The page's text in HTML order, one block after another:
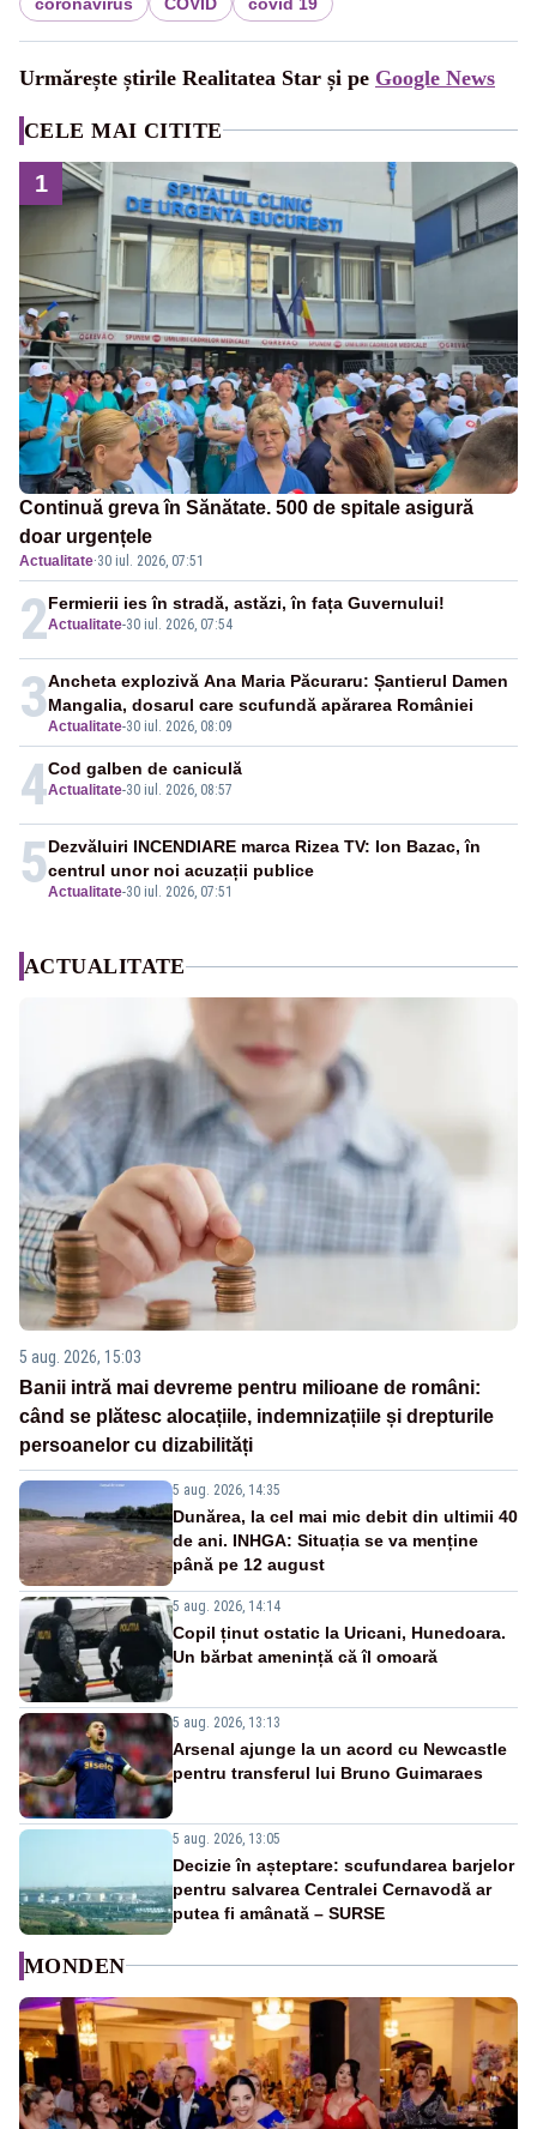
Urmărește știrile Realitatea Star și pe Google News
CELE MAI CITITE
1
Continuă greva în Sănătate. 500 de spitale asigură
doar urgențele
Actualitate·30 iul. 2026, 07:51
2Actualitate-30 iul. 2026, 07:54
Fermierii ies în stradă, astăzi, în fața Guvernului!
3Actualitate-30 iul. 2026, 08:09
Ancheta explozivă Ana Maria Păcuraru: Șantierul Damen
Mangalia, dosarul care scufundă apărarea României
4Actualitate-30 iul. 2026, 08:57
Cod galben de caniculă
5Actualitate-30 iul. 2026, 07:51
Dezvăluiri INCENDIARE marca Rizea TV: Ion Bazac, în
centrul unor noi acuzații publice
ACTUALITATE
5 aug. 2026, 15:03
Banii intră mai devreme pentru milioane de români:
când se plătesc alocațiile, indemnizațiile și drepturile
persoanelor cu dizabilități
5 aug. 2026, 14:35
Dunărea, la cel mai mic debit din ultimii 40
de ani. INHGA: Situația se va menține
până pe 12 august
5 aug. 2026, 14:14
Copil ținut ostatic la Uricani, Hunedoara.
Un bărbat amenință că îl omoară
5 aug. 2026, 13:13
Arsenal ajunge la un acord cu Newcastle
pentru transferul lui Bruno Guimaraes
5 aug. 2026, 13:05
Decizie în așteptare: scufundarea barjelor
pentru salvarea Centralei Cernavodă ar
putea fi amânată – SURSE
MONDEN